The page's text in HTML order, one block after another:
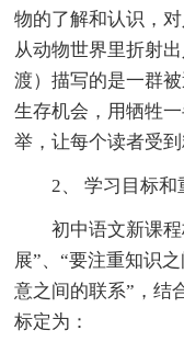
物的了解和认识，
从动物世界里折射
渡）描写的是一群
生存机会，用牺牲
举，让每个读者受到
2、 学习目标和
初中语文新课程
展”、“要注重知识
意之间的联系”，结
标定为：